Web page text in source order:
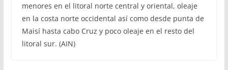
menores en el litoral norte central y oriental, oleaje
en la costa norte occidental así como desde punta de
Maisí hasta cabo Cruz y poco oleaje en el resto del
litoral sur. (AIN)